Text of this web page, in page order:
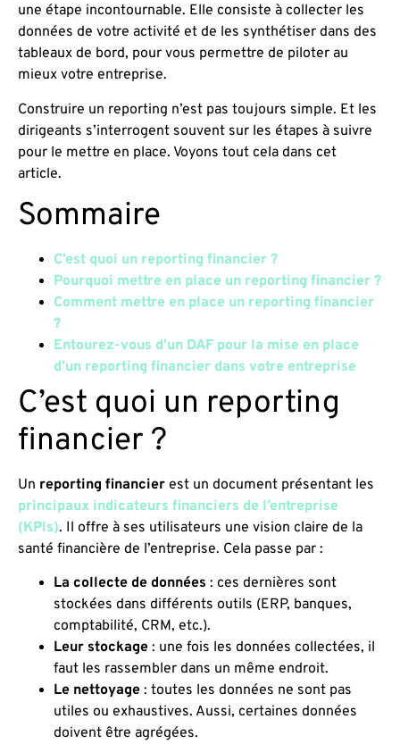
une étape incontournable. Elle consiste à collecter les
données de votre activité et de les synthétiser dans des
tableaux de bord, pour vous permettre de piloter au
mieux votre entreprise.
Construire un reporting n’est pas toujours simple. Et les
dirigeants s’interrogent souvent sur les étapes à suivre
pour le mettre en place. Voyons tout cela dans cet
article.
Sommaire
C’est quoi un reporting financier ?
Pourquoi mettre en place un reporting financier ?
Comment mettre en place un reporting financier
?
Entourez-vous d’un DAF pour la mise en place
d’un reporting financier dans votre entreprise
C’est quoi un reporting
financier ?
Un reporting financier est un document présentant les
principaux indicateurs financiers de l’entreprise
(KPIs). Il offre à ses utilisateurs une vision claire de la
santé financière de l’entreprise. Cela passe par :
La collecte de données : ces dernières sont
stockées dans différents outils (ERP, banques,
comptabilité, CRM, etc.).
Leur stockage : une fois les données collectées, il
faut les rassembler dans un même endroit.
Le nettoyage : toutes les données ne sont pas
utiles ou exhaustives. Aussi, certaines données
doivent être agrégées.